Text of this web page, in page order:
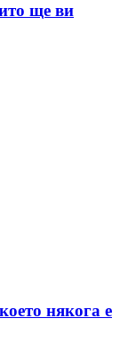
ще ви
някога е